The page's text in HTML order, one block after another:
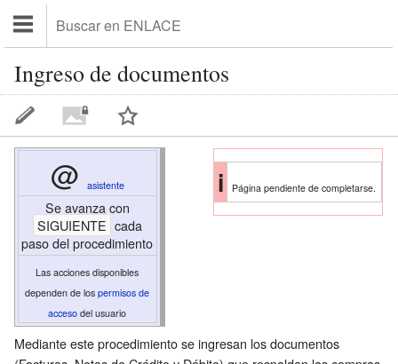
Ingreso de documentos
i Página pendiente de completarse.
@ asistente
Se avanza con
SIGUIENTE cada
paso del procedimiento
Las acciones disponibles
dependen de lospermisos de
acceso delusuario
Mediante este procedimiento se ingresan los documentos